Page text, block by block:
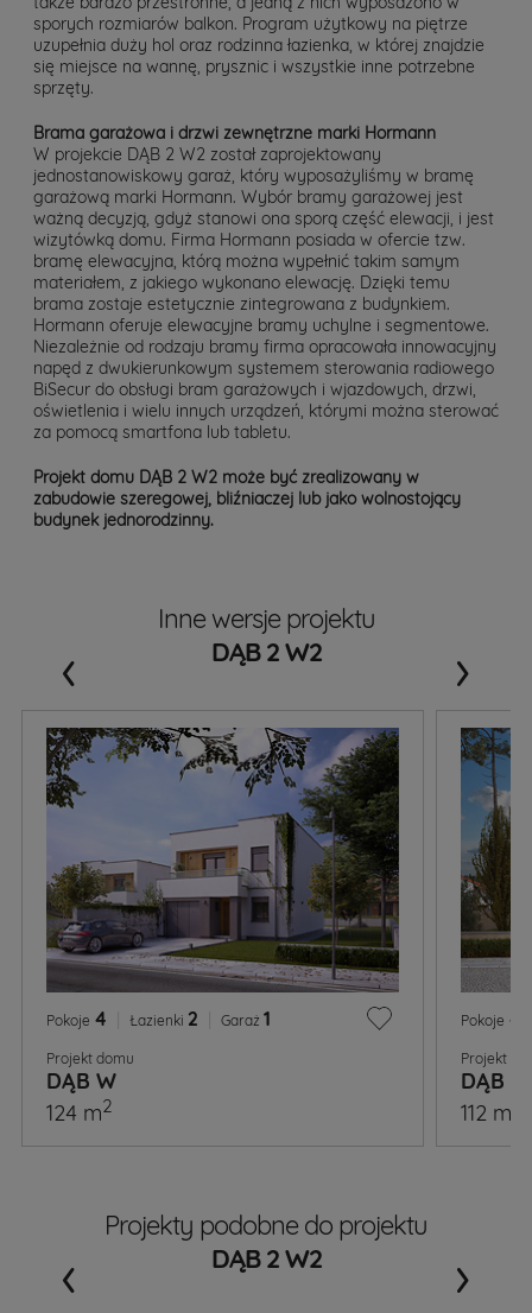
sporych rozmiarów balkon. Program użytkowy na piętrze
uzupełnia duży hol oraz rodzinna łazienka, w której znajdzie
się miejsce na wannę, prysznic i wszystkie inne potrzebne
sprzęty.
Brama garażowa i drzwi zewnętrzne marki Hormann
W projekcie DĄB 2 W2 został zaprojektowany
jednostanowiskowy garaż, który wyposażyliśmy w bramę
garażową marki Hormann. Wybór bramy garażowej jest
ważną decyzją, gdyż stanowi ona sporą część elewacji, i jest
wizytówką domu. Firma Hormann posiada w ofercie tzw.
bramę elewacyjna, którą można wypełnić takim samym
materiałem, z jakiego wykonano elewację. Dzięki temu
brama zostaje estetycznie zintegrowana z budynkiem.
Hormann oferuje elewacyjne bramy uchylne i segmentowe.
Niezależnie od rodzaju bramy firma opracowała innowacyjny
napęd z dwukierunkowym systemem sterowania radiowego
BiSecur do obsługi bram garażowych i wjazdowych, drzwi,
oświetlenia i wielu innych urządzeń, którymi można sterować
za pomocą smartfona lub tabletu.
Projekt domu DĄB 2 W2 może być zrealizowany w
zabudowie szeregowej, bliźniaczej lub jako wolnostojący
budynek jednorodzinny.
Inne wersje projektu
DĄB 2 W2
Pokoje 4 Łazienki 2 Garaż 1
Projekt domu
DĄB W
124 m2
Pokoje 4
Projekt
DĄB 2
112 m
‹ ›
Projekty podobne do projektu
DĄB 2 W2
‹ ›